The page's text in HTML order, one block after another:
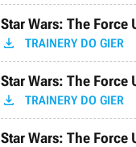
Star Wars: The Force
 TRAINERY DO GIER
Star Wars: The Force
 TRAINERY DO GIER
Star Wars: The Force